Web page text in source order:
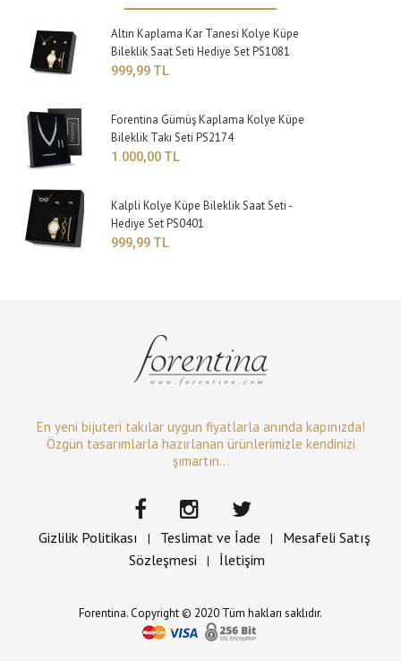
Altın Kaplama Kar Tanesi Kolye Küpe
Bileklik Saat Seti Hediye Set PS1081
999,99 TL
Forentina Gümüş Kaplama Kolye Küpe
Bileklik Takı Seti PS2174
1.000,00 TL
Kalpli Kolye Küpe Bileklik Saat Seti -
Hediye Set PS0401
999,99 TL
En yeni bijuteri takılar uygun fiyatlarla anında kapınızda!
Özgün tasarımlarla hazırlanan ürünlerimizle kendinizi
şımartın...
Gizlilik Politikası | Teslimat ve İade |
Mesafeli Satış
Sözleşmesi
| İletişim
Forentina. Copyright © 2020 Tüm hakları saklıdır.